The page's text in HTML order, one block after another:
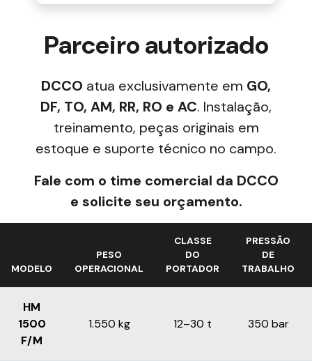
Parceiro autorizado
DCCO atua exclusivamente em GO,
DF, TO, AM, RR, RO e AC. Instalação,
treinamento, peças originais em
estoque e suporte técnico no campo.
Fale com o time comercial da DCCO
e solicite seu orçamento.
MODELO
PESO
OPERACIONAL
CLASSE
DO
PORTADOR
PRESSÃO
DE
TRABALHO
HM
1500
F/M
1.550 kg 12–30 t 350 bar